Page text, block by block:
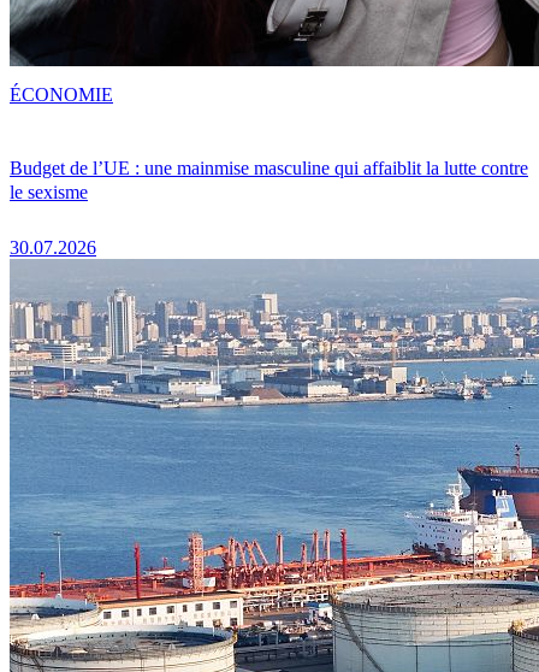
Budget de l’UE : une mainmise masculine qui affaiblit la lutte contre
le sexisme
30.07.2026
ÉCONOMIE